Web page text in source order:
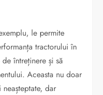
le permite
tractorului în
întreținere și să
Aceasta nu doar
dar